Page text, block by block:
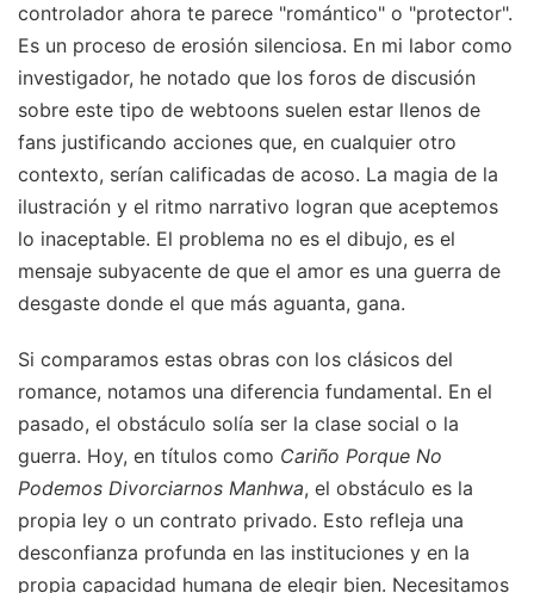
controlador ahora te parece "romántico" o "protector".
Es un proceso de erosión silenciosa. En mi labor como
investigador, he notado que los foros de discusión
sobre este tipo de webtoons suelen estar llenos de
fans justificando acciones que, en cualquier otro
contexto, serían calificadas de acoso. La magia de la
ilustración y el ritmo narrativo logran que aceptemos
lo inaceptable. El problema no es el dibujo, es el
mensaje subyacente de que el amor es una guerra de
desgaste donde el que más aguanta, gana.
Si comparamos estas obras con los clásicos del
romance, notamos una diferencia fundamental. En el
pasado, el obstáculo solía ser la clase social o la
guerra. Hoy, en títulos como Cariño Porque No
Podemos Divorciarnos Manhwa, el obstáculo es la
propia ley o un contrato privado. Esto refleja una
desconfianza profunda en las instituciones y en la
propia capacidad humana de elegir bien. Necesitamos